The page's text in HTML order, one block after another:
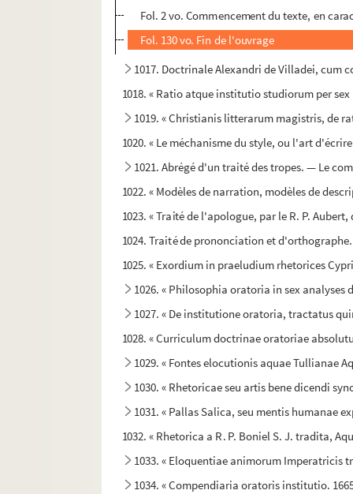
Fol. 2 vo. Commencement du texte, en
Fol. 130 vo. Fin de l'ouvrage
1017. Doctrinale Alexandri de Villadei, cum
1018. « Ratio atque institutio studiorum per
1019. « Christianis litterarum magistris, de
1020. « Le méchanisme du style, ou l'art
1021. Abrégé d'un traité des tropes. — Le
1022. « Modèles de narration, modèles de
1023. « Traité de l'apologue, par le R. P.
1024. Traité de prononciation et
1025. « Exordium in praeludium rhetorices
1026. « Philosophia oratoria in sex
1027. « De institutione oratoria, tractatus
1028. « Curriculum doctrinae oratoriae
1029. « Fontes elocutionis aquae Tullianae
1030. « Rhetoricae seu artis bene dicendi
1031. « Pallas Salica, seu mentis humanae
1032. « Rhetorica a R. P. Boniel S. J. tradita,
1033. « Eloquentiae animorum
1034. « Compendiaria oratoris institutio.